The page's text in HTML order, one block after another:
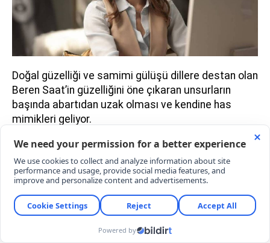
Doğal güzelliği ve samimi gülüşü dillere destan olan
Beren Saat’in güzelliğini öne çıkaran unsurların
başında abartıdan uzak olması ve kendine has
mimikleri geliyor.